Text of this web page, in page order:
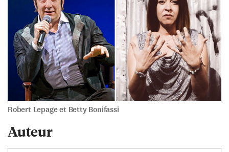
Robert Lepage et Betty Bonifassi
Auteur